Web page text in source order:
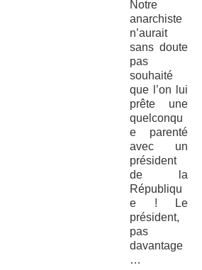
Notre
anarchiste
n’aurait
sans doute
pas
souhaité
que l’on lui
prête une
quelconqu
e parenté
avec un
président
de la
Républiqu
e ! Le
président,
pas
davantage
…